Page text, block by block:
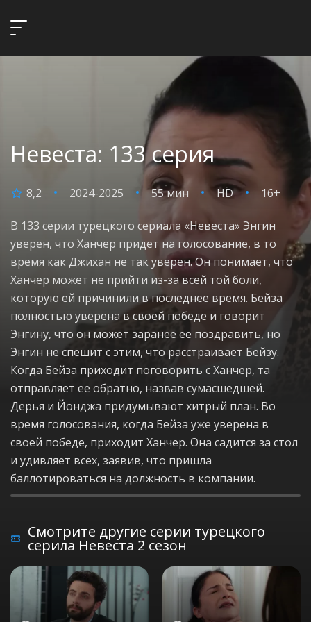
Невеста: 133 серия
8,2 2024-2025 55 мин HD 16+
В 133 серии турецкого сериала «Невеста» Энгин
уверен, что Ханчер придет на голосование, в то
время как Джихан не так уверен. Он понимает, что
Ханчер может не прийти из-за всей той боли,
которую ей причинили в последнее время. Бейза
полностью уверена в своей победе и говорит
Энгину, что он может заранее ее поздравить, но
Энгин не спешит с этим, что расстраивает Бейзу.
Когда Бейза приходит поговорить с Ханчер, та
отправляет ее обратно, назвав сумасшедшей.
Дерья и Йонджа придумывают хитрый план. Во
время голосования, когда Бейза уже уверена в
своей победе, приходит Ханчер. Она садится за стол
и удивляет всех, заявив, что пришла
баллотироваться на должность в компании.
Смотрите другие серии турецкого
серила Невеста 2 сезон